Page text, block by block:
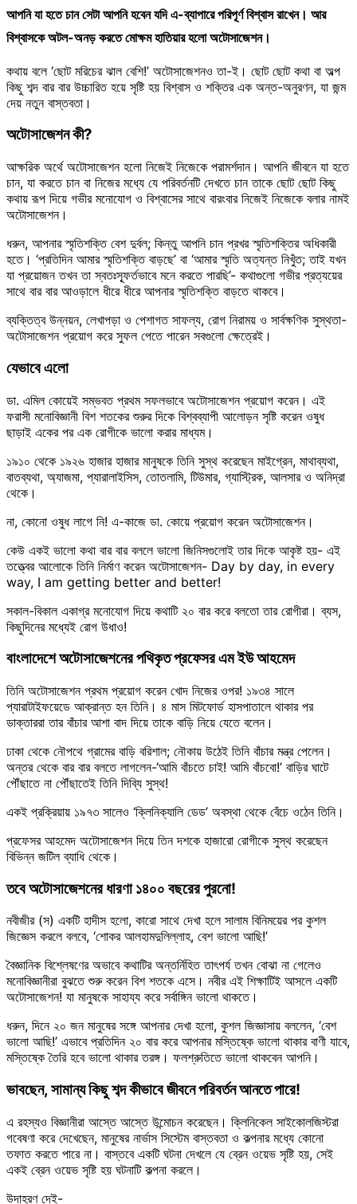
আপনি যা হতে চান সেটা আপনি হবেন যদি এ-ব্যাপারে পরিপূর্ণ বিশ্বাস রাখেন। আর
বিশ্বাসকে অটল-অনড় করতে মোক্ষম হাতিয়ার হলো অটোসাজেশন।
কথায় বলে ‘ছোট মরিচের ঝাল বেশি!’ অটোসাজেশনও তা-ই। ছোট ছোট কথা বা অল্প
কিছু শব্দ বার বার উচ্চারিত হয়ে সৃষ্টি হয় বিশ্বাস ও শক্তির এক অন্ত-অনুরণন, যা জন্ম
দেয় নতুন বাস্তবতা।
অটোসাজেশন কী?
আক্ষরিক অর্থে অটোসাজেশন হলো নিজেই নিজেকে পরামর্শদান। আপনি জীবনে যা হতে
চান, যা করতে চান বা নিজের মধ্যে যে পরিবর্তনটি দেখতে চান তাকে ছোট ছোট কিছু
কথায় রূপ দিয়ে গভীর মনোযোগ ও বিশ্বাসের সাথে বারংবার নিজেই নিজেকে বলার নামই
অটোসাজেশন।
ধরুন, আপনার স্মৃতিশক্তি বেশ দুর্বল; কিন্তু আপনি চান প্রখর স্মৃতিশক্তির অধিকারী
হতে। ‘প্রতিদিন আমার স্মৃতিশক্তি বাড়ছে’ বা ‘আমার স্মৃতি অত্যন্ত নিখুঁত; তাই যখন
যা প্রয়োজন তখন তা স্বতঃস্ফূর্তভাবে মনে করতে পারছি’- কথাগুলো গভীর প্রত্যয়ের
সাথে বার বার আওড়ালে ধীরে ধীরে আপনার স্মৃতিশক্তি বাড়তে থাকবে।
ব্যক্তিত্ব উন্নয়ন, লেখাপড়া ও পেশাগত সাফল্য, রোগ নিরাময় ও সার্বক্ষণিক সুস্থতা-
অটোসাজেশন প্রয়োগ করে সুফল পেতে পারেন সবগুলো ক্ষেত্রেই।
যেভাবে এলো
ডা. এমিল কোয়েই সম্ভবত প্রথম সফলভাবে অটোসাজেশন প্রয়োগ করেন। এই
ফরাসী মনোবিজ্ঞানী বিশ শতকের শুরুর দিকে বিশ্বব্যাপী আলোড়ন সৃষ্টি করেন ওষুধ
ছাড়াই একের পর এক রোগীকে ভালো করার মাধ্যম।
১৯১০ থেকে ১৯২৬ হাজার হাজার মানুষকে তিনি সুস্থ করেছেন মাইগ্রেন, মাথাব্যথা,
বাতব্যথা, অ্যাজমা, প্যারালাইসিস, তোতলামি, টিউমার, গ্যাস্ট্রিক, আলসার ও অনিদ্রা
থেকে।
না, কোনো ওষুধ লাগে নি! এ-কাজে ডা. কোয়ে প্রয়োগ করেন অটোসাজেশন।
কেউ একই ভালো কথা বার বার বললে ভালো জিনিসগুলোই তার দিকে আকৃষ্ট হয়- এই
তত্ত্বের আলোকে তিনি নির্মাণ করেন অটোসাজেশন- Day by day, in every
way, I am getting better and better!
সকাল-বিকাল একাগ্র মনোযোগ দিয়ে কথাটি ২০ বার করে বলতো তার রোগীরা। ব্যস,
কিছুদিনের মধ্যেই রোগ উধাও!
বাংলাদেশে অটোসাজেশনের পথিকৃত প্রফেসর এম ইউ আহমেদ
তিনি অটোসাজেশন প্রথম প্রয়োগ করেন খোদ নিজের ওপর! ১৯৩৪ সালে
প্যারাটাইফয়েডে আক্রান্ত হন তিনি। ৪ মাস মিটফোর্ড হাসপাতালে থাকার পর
ডাক্তাররা তার বাঁচার আশা বাদ দিয়ে তাকে বাড়ি নিয়ে যেতে বলেন।
ঢাকা থেকে নৌপথে গ্রামের বাড়ি বরিশাল; নৌকায় উঠেই তিনি বাঁচার মন্ত্র পেলেন।
অন্তর থেকে বার বার বলতে লাগলেন-‘আমি বাঁচতে চাই! আমি বাঁচবো!’ বাড়ির ঘাটে
পৌঁছাতে না পৌঁছাতেই তিনি দিব্যি সুস্থ!
একই প্রক্রিয়ায় ১৯৭৩ সালেও ‘ক্লিনিক্যালি ডেড’ অবস্থা থেকে বেঁচে ওঠেন তিনি।
প্রফেসর আহমেদ অটোসাজেশন দিয়ে তিন দশকে হাজারো রোগীকে সুস্থ করেছেন
বিভিন্ন জটিল ব্যাধি থেকে।
তবে অটোসাজেশনের ধারণা ১৪০০ বছরের পুরনো!
নবীজীর (স) একটি হাদীস হলো, কারো সাথে দেখা হলে সালাম বিনিময়ের পর কুশল
জিজ্ঞেস করলে বলবে, ‘শোকর আলহামদুলিল্লাহ, বেশ ভালো আছি!’
বৈজ্ঞানিক বিশ্লেষণের অভাবে কথাটির অন্তর্নিহিত তাৎপর্য তখন বোঝা না গেলেও
মনোবিজ্ঞানীরা বুঝতে শুরু করেন বিশ শতকে এসে। নবীর এই শিক্ষাটিই আসলে একটি
অটোসাজেশন! যা মানুষকে সাহায্য করে সর্বাঙ্গিন ভালো থাকতে।
ধরুন, দিনে ২০ জন মানুষের সঙ্গে আপনার দেখা হলো, কুশল জিজ্ঞাসায় বললেন, ‘বেশ
ভালো আছি!’ এভাবে প্রতিদিন ২০ বার করে আপনার মস্তিষ্কে ভালো থাকার বাণী যাবে,
মস্তিষ্কে তৈরি হবে ভালো থাকার তরঙ্গ। ফলশ্রুতিতে ভালো থাকবেন আপনি।
ভাবছেন, সামান্য কিছু শব্দ কীভাবে জীবনে পরিবর্তন আনতে পারে!
এ রহস্যও বিজ্ঞানীরা আস্তে আস্তে উন্মোচন করেছেন। ক্লিনিকেল সাইকোলজিস্টরা
গবেষণা করে দেখেছেন, মানুষের নার্ভাস সিস্টেম বাস্তবতা ও কল্পনার মধ্যে কোনো
তফাত করতে পারে না। বাস্তবে একটি ঘটনা দেখলে যে ব্রেন ওয়েভ সৃষ্টি হয়, সেই
একই ব্রেন ওয়েভ সৃষ্টি হয় ঘটনাটি কল্পনা করলে।
উদাহরণ দেই-